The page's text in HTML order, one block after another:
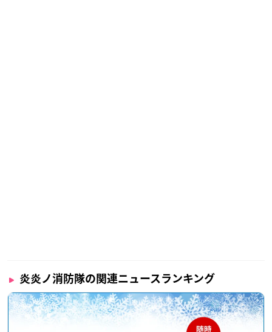
炎炎ノ消防隊の関連ニュースランキング